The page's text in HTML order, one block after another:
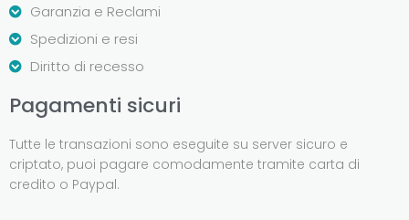
Garanzia e Reclami
Spedizioni e resi
Diritto di recesso
Pagamenti sicuri
Tutte le transazioni sono eseguite su server sicuro e
criptato, puoi pagare comodamente tramite carta di
credito o Paypal.